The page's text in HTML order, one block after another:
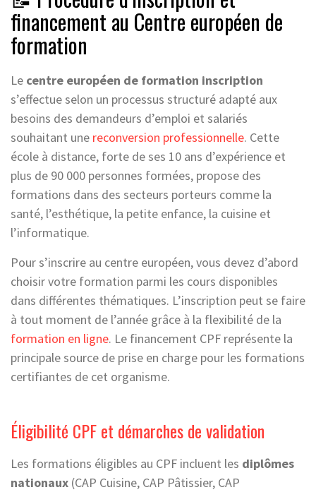
financement au Centre européen de
formation
Le centre européen de formation inscription
s’effectue selon un processus structuré adapté aux
besoins des demandeurs d’emploi et salariés
souhaitant une reconversion professionnelle. Cette
école à distance, forte de ses 10 ans d’expérience et
plus de 90 000 personnes formées, propose des
formations dans des secteurs porteurs comme la
santé, l’esthétique, la petite enfance, la cuisine et
l’informatique.
Pour s’inscrire au centre européen, vous devez d’abord
choisir votre formation parmi les cours disponibles
dans différentes thématiques. L’inscription peut se faire
à tout moment de l’année grâce à la flexibilité de la
formation en ligne. Le financement CPF représente la
principale source de prise en charge pour les formations
certifiantes de cet organisme.
Éligibilité CPF et démarches de validation
Les formations éligibles au CPF incluent les diplômes
nationaux (CAP Cuisine, CAP Pâtissier, CAP